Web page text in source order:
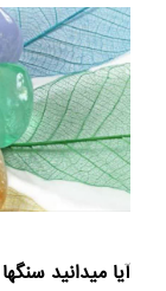
آیا میدانید